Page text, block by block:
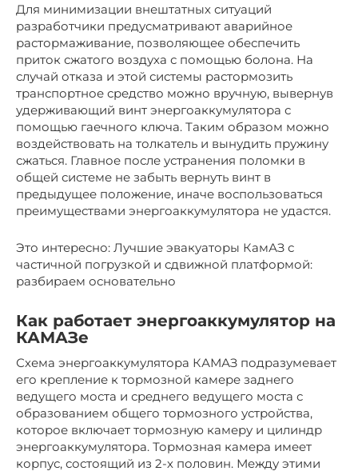
Для минимизации внештатных ситуаций
разработчики предусматривают аварийное
растормаживание, позволяющее обеспечить
приток сжатого воздуха с помощью болона. На
случай отказа и этой системы растормозить
транспортное средство можно вручную, вывернув
удерживающий винт энергоаккумулятора с
помощью гаечного ключа. Таким образом можно
воздействовать на толкатель и вынудить пружину
сжаться. Главное после устранения поломки в
общей системе не забыть вернуть винт в
предыдущее положение, иначе воспользоваться
преимуществами энергоаккумулятора не удастся.
Это интересно: Лучшие эвакуаторы КамАЗ с
частичной погрузкой и сдвижной платформой:
разбираем основательно
Как работает энергоаккумулятор на
КАМАЗе
Схема энергоаккумулятора КАМАЗ подразумевает
его крепление к тормозной камере заднего
ведущего моста и среднего ведущего моста с
образованием общего тормозного устройства,
которое включает тормозную камеру и цилиндр
энергоаккумулятора. Тормозная камера имеет
корпус, состоящий из 2-х половин. Между этими